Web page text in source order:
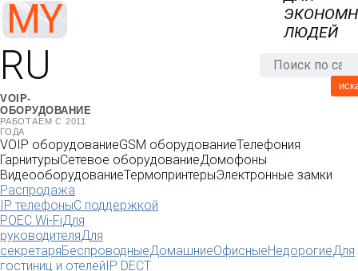
MY
RU
VOIP-
ОБОРУДОВАНИЕ
РАБОТАЕМ С 2011
ГОДА
ЛЮДЕЙ
VOIP оборудованиеGSM оборудованиеТелефония
ГарнитурыСетевое оборудованиеДомофоны
ВидеооборудованиеТермопринтерыЭлектронные замки
Распродажа
IP телефоныС поддержкой
POEC Wi-FiДля
руководителяДля
секретаряБеспроводныеДомашниеОфисныеНедорогиеДля
гостиниц и отелейIP DECT